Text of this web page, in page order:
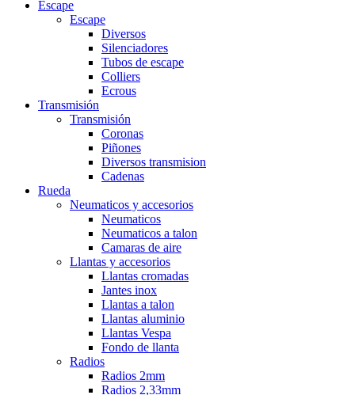
Escape
Escape
Diversos
Silenciadores
Tubos de escape
Colliers
Ecrous
Transmisión
Transmisión
Coronas
Piñones
Diversos transmision
Cadenas
Rueda
Neumaticos y accesorios
Neumaticos
Neumaticos a talon
Camaras de aire
Llantas y accesorios
Llantas cromadas
Jantes inox
Llantas a talon
Llantas aluminio
Llantas Vespa
Fondo de llanta
Radios
Radios 2mm
Radios 2,33mm